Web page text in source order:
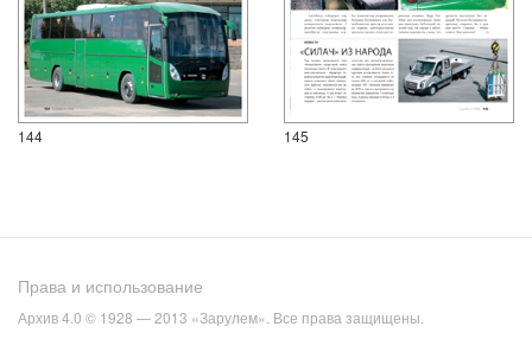
144 145
Права и использование
Архив 4.0 © 1928 — 2013 «Зарулем». Все права защищены.